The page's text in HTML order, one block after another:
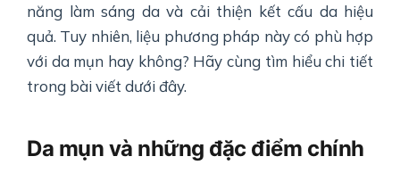
năng làm sáng da và cải thiện kết cấu da hiệu
quả. Tuy nhiên, liệu phương pháp này có phù hợp
với da mụn hay không? Hãy cùng tìm hiểu chi tiết
trong bài viết dưới đây.
Da mụn và những đặc điểm chính